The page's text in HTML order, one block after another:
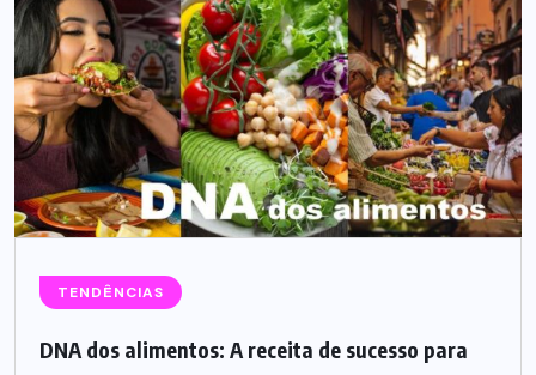
TENDÊNCIAS
DNA dos alimentos: A receita de sucesso para